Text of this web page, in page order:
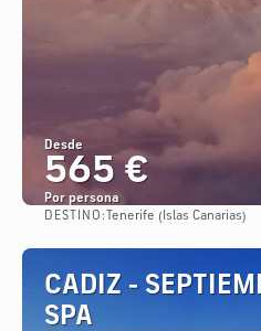
Desde
565 €
Por persona
Ver
DESTINO: Tenerife (Islas Canarias)
CADIZ -
SPA